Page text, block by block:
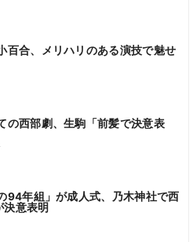
百合、メリハリのある演技で魅せ
の西部劇、生駒「前髪で決意表
94年組」が成人式、乃木神社で西
決意表明